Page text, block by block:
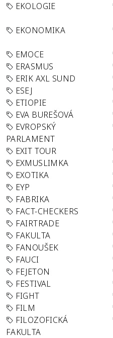
EKOLOGIE
EKONOMIKA
EMOCE
ERASMUS
ERIK AXL SUND
ESEJ
ETIOPIE
EVA BUREŠOVÁ
EVROPSKÝ
PARLAMENT
EXIT TOUR
EXMUSLIMKA
EXOTIKA
EYP
FABRIKA
FACT-CHECKERS
FAIRTRADE
FAKULTA
FANOUŠEK
FAUCI
FEJETON
FESTIVAL
FIGHT
FILM
FILOZOFICKÁ
FAKULTA